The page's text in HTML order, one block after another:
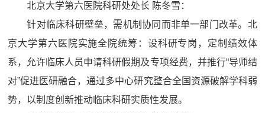
北京大学第六医院科研处处长 陈冬雪：
针对临床科研壁垒，需机制协同而非单一部门改革。北
京大学第六医院实施全院统筹：设科研专岗，定制绩效体
系，允许临床人员申请科研假期及专项经费，并推行“导师结
对”促进医研融合，通过多中心研究整合全国资源破解学科弱
势，以制度创新推动临床科研实质性发展。